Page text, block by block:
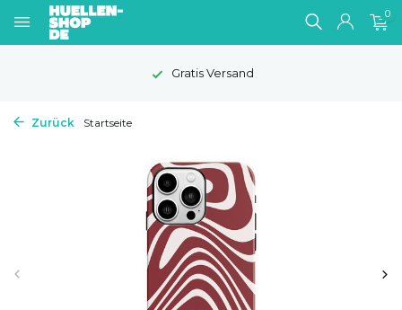
0
Gratis Versand
Zurück Startseite